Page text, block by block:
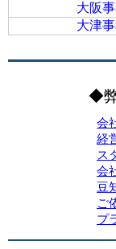
大阪
大津
◆
会
経
ス
会
豆
ご
プ